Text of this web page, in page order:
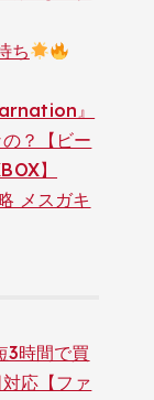
ち
』
？【ビー
】
メスガキ
3時間で買
応【ファ